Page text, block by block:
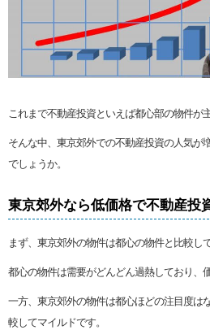
これまで不動産投資といえば都心部の物件が
そんな中、東京郊外での不動産投資の人気が
でしょうか。
東京郊外なら低価格で不動産投
まず、東京郊外の物件は都心の物件と比較し
都心の物件は需要がどんどん過熱しており、
一方、東京郊外の物件は都心ほどの注目度は
較してマイルドです。